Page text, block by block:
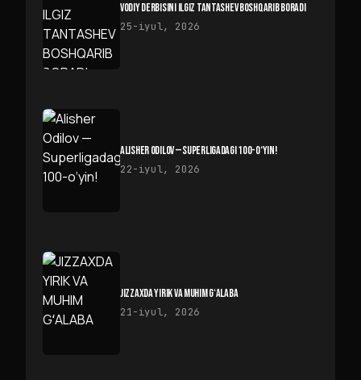
VODIY DERBISINI ILGIZ TANTASHEV BOSHQARIB BORADI
25-iyul, 2026
ALISHER ODILOV — SUPERLIGADAGI 100-O‘YIN!
22-iyul, 2026
JIZZAXDA YIRIK VA MUHIM GʻALABA
21-iyul, 2026